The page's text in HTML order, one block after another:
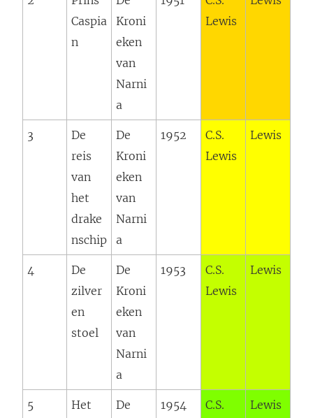
Caspia
n
Kroni
eken
van
Narni
a
Lewis
3
De
reis
van
het
drake
nschip
De
Kroni
eken
van
Narni
a
1952
C.S.
Lewis
Lewis
4
De
zilver
en
stoel
De
Kroni
eken
van
Narni
a
1953
C.S.
Lewis
Lewis
5
Het
De
1954
C.S.
Lewis